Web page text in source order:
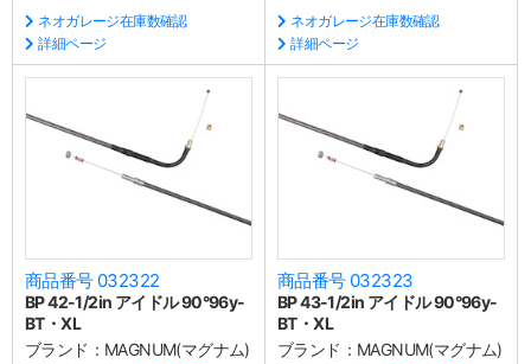
ネオガレージ在庫数確認
詳細ページ
ネオガレージ在庫数確認
詳細ページ
商品番号 032322
BP 42-1/2in アイドル 90°96y-
BT・XL
ブランド： MAGNUM(マグナム)
商品番号 032323
BP 43-1/2in アイドル 90°96y-
BT・XL
ブランド： MAGNUM(マグナム)